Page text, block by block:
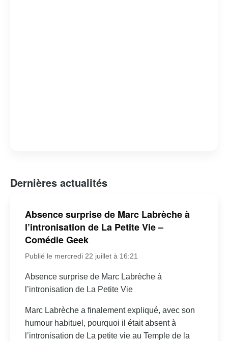
Dernières actualités
Absence surprise de Marc Labrèche à
l’intronisation de La Petite Vie –
Comédie Geek
Publié le mercredi 22 juillet à 16:21
Absence surprise de Marc Labrèche à
l’intronisation de La Petite Vie
Marc Labrèche a finalement expliqué, avec son
humour habituel, pourquoi il était absent à
l’intronisation de La petite vie au Temple de la